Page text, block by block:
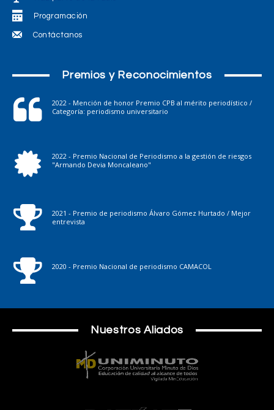
Programación
Contáctanos
Premios y Reconocimientos
2022 - Mención de honor Premio CPB al mérito periodístico /
Categoría: periodismo universitario
2022 - Premio Nacional de Periodismo a la gestión de riesgos
"Armando Devia Moncaleano"
2021 - Premio de periodismo Álvaro Gómez Hurtado / Mejor
entrevista
2020 - Premio Nacional de periodismo CAMACOL
Nuestros Aliados